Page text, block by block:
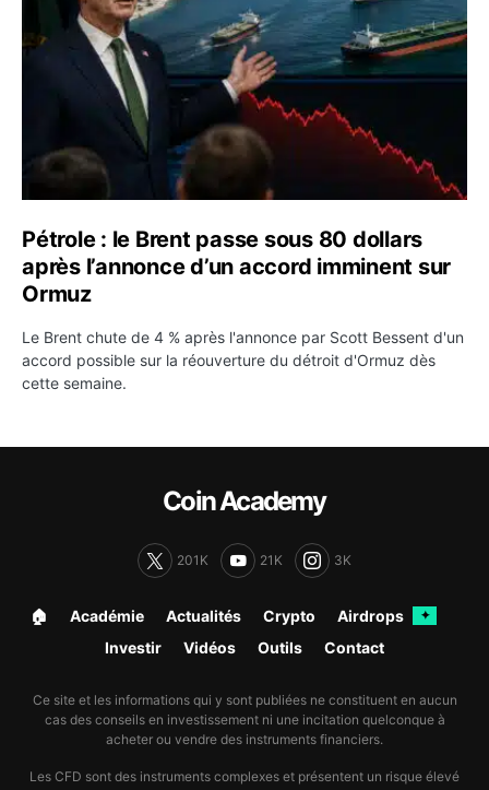
Pétrole : le Brent passe sous 80 dollars
après l’annonce d’un accord imminent sur
Ormuz
Le Brent chute de 4 % après l'annonce par Scott Bessent d'un
accord possible sur la réouverture du détroit d'Ormuz dès
cette semaine.
Coin Academy
201K 21K 3K
🏠︎ Académie Actualités Crypto Airdrops ✦
Investir Vidéos Outils Contact
Ce site et les informations qui y sont publiées ne constituent en aucun
cas des conseils en investissement ni une incitation quelconque à
acheter ou vendre des instruments financiers.
Les CFD sont des instruments complexes et présentent un risque élevé